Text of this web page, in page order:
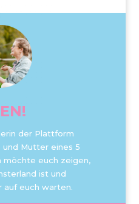
der Plattform
Mutter eines 5
möchte euch zeigen,
ist und
euch warten.